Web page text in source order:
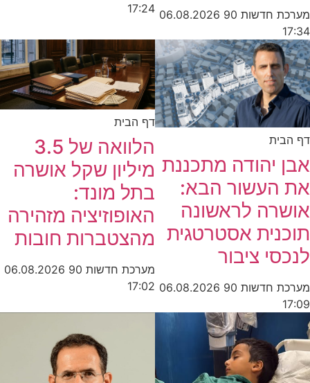
חדשות 90 06.08.2026
17:24
יהודה מתכננת
הבא:
לראשונה
אסטרטגית
ציבור
חדשות 90 06.08.2026
דף הבית
הלוואה של 3.5
מיליון שקל אושרה
בתל מונד:
האופוזיציה מזהירה
מהצטברות חובות
מערכת חדשות 90
06.08.2026
17:02